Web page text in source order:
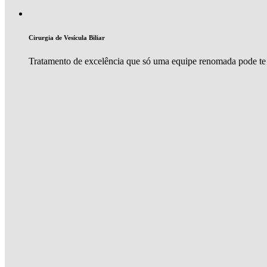
Cirurgia de Vesícula Biliar
Tratamento de excelência que só uma equipe renomada pode